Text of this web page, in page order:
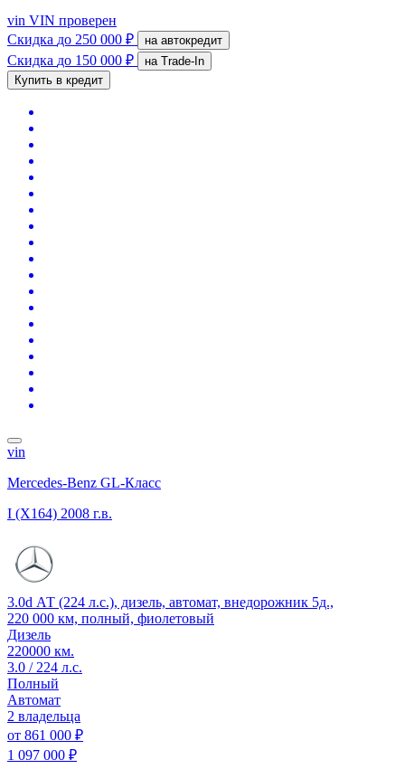
vin VIN проверен
Скидка до 250 000 ₽ на автокредит
Скидка до 150 000 ₽
на Trade-In
Купить в кредит
vin
Mercedes-Benz GL-Класс
I (X164) 2008 г.в.
3.0d АТ (224 л.с.), дизель, автомат, внедорожник 5д.,
220 000 км, полный, фиолетовый
Дизель
220000 км.
3.0 / 224 л.с.
Полный
Автомат
2 владельца
от 861 000 ₽
1 097 000 ₽